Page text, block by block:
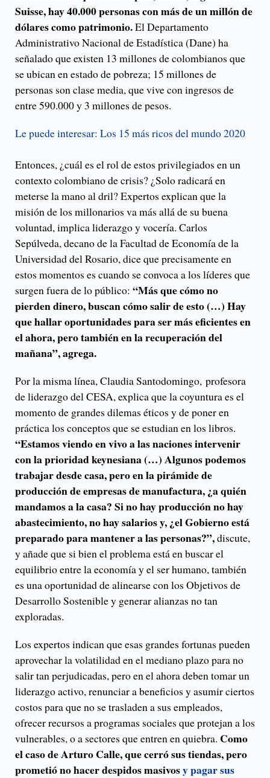
Suisse, hay 40.000 personas con más de un millón de
dólares como patrimonio.El Departamento
Administrativo Nacional de Estadística (Dane) ha
señalado que existen 13 millones de colombianos que
se ubican en estado de pobreza; 15 millones de
personas son clase media, que vive con ingresos de
entre 590.000 y 3 millones de pesos.
Le puede interesar: Los 15 más ricos del mundo 2020
Entonces, ¿cuál es el rol de estos privilegiados en un
contexto colombiano de crisis? ¿Solo radicará en
meterse la mano al dril? Expertos explican que la
misión de los millonarios va más allá de su buena
voluntad, implica liderazgo y vocería. Carlos
Sepúlveda, decano de la Facultad de Economía de la
Universidad del Rosario, dice que precisamente en
estos momentos es cuando se convoca a los líderes que
surgen fuera de lo público: “Más que cómo no
pierden dinero, buscan cómo salir de esto (…) Hay
que hallar oportunidades para ser más eficientes en
el ahora, pero también en la recuperación del
mañana”, agrega.
Por la misma línea, Claudia Santodomingo, profesora
de liderazgo del CESA, explica que la coyuntura es el
momento de grandes dilemas éticos y de poner en
práctica los conceptos que se estudian en los libros.
“Estamos viendo en vivo a las naciones intervenir
con la prioridad keynesiana (…) Algunos podemos
trabajar desde casa, pero en la pirámide de
producción de empresas de manufactura, ¿a quién
mandamos a la casa? Si no hay producción no hay
abastecimiento, no hay salarios y, ¿el Gobierno está
preparado para mantener a las personas?”,discute,
y añade que si bien el problema está en buscar el
equilibrio entre la economía y el ser humano, también
es una oportunidad de alinearse con los Objetivos de
Desarrollo Sostenible y generar alianzas no tan
exploradas.
Los expertos indican que esas grandes fortunas pueden
aprovechar la volatilidad en el mediano plazo para no
salir tan perjudicadas, pero en el ahora deben tomar un
liderazgo activo, renunciar a beneficios y asumir ciertos
costos para que no se trasladen a sus empleados,
ofrecer recursos a programas sociales que protejan a los
vulnerables, o a sectores que entren en quiebra. Como
el caso de Arturo Calle, que cerró sus tiendas, pero
prometió no hacer despidos masivosy pagar sus